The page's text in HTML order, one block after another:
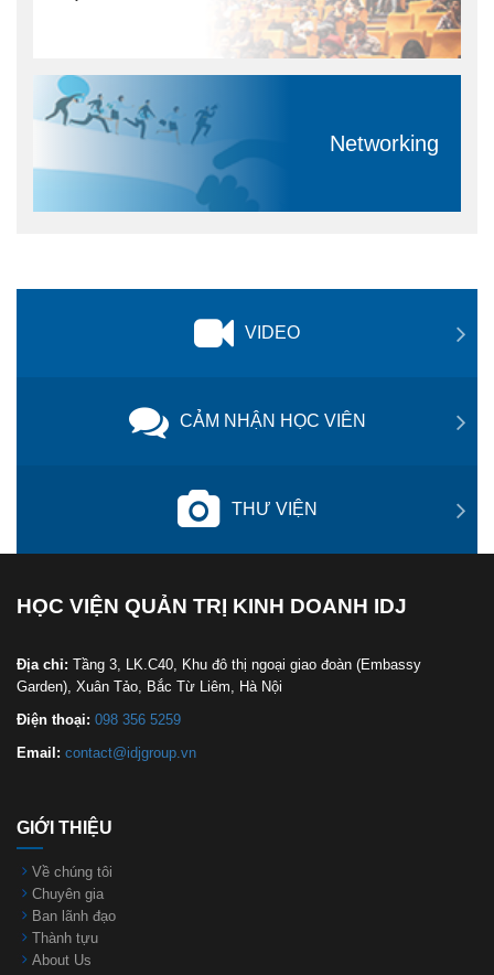
Networking
VIDEO
CẢM NHẬN HỌC VIÊN
THƯ VIỆN
HỌC VIỆN QUẢN TRỊ KINH DOANH IDJ
Địa chỉ: Tầng 3, LK.C40, Khu đô thị ngoại giao đoàn (Embassy
Garden), Xuân Tảo, Bắc Từ Liêm, Hà Nội
Điện thoại: 098 356 5259
Email: contact@idjgroup.vn
GIỚI THIỆU
Về chúng tôi
Chuyên gia
Ban lãnh đạo
Thành tựu
About Us